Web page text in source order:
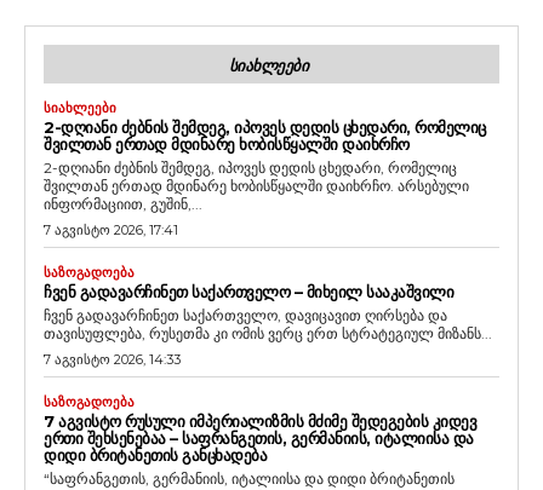
ᲡᲘᲐᲮᲚᲔᲔᲑᲘ
ᲡᲘᲐᲮᲚᲔᲔᲑᲘ
2-ᲓᲦᲘᲐᲜᲘ ᲫᲔᲑᲜᲘᲡ ᲨᲔᲛᲓᲔᲒ, ᲘᲞᲝᲕᲔᲡ ᲓᲔᲓᲘᲡ ᲪᲮᲔᲓᲐᲠᲘ, ᲠᲝᲛᲔᲚᲘᲪ
ᲨᲕᲘᲚᲗᲐᲜ ᲔᲠᲗᲐᲓ ᲛᲓᲘᲜᲐᲠᲔ ᲮᲝᲑᲘᲡᲬᲧᲐᲚᲨᲘ ᲓᲐᲘᲮᲠᲩᲝ
2-დღიანი ძებნის შემდეგ, იპოვეს დედის ცხედარი, რომელიც
შვილთან ერთად მდინარე ხობისწყალში დაიხრჩო. არსებული
ინფორმაციით, გუშინ,...
7 აგვისტო 2026, 17:41
ᲡᲐᲖᲝᲒᲐᲓᲝᲔᲑᲐ
ᲩᲕᲔᲜ ᲒᲐᲓᲐᲕᲐᲠᲩᲘᲜᲔᲗ ᲡᲐᲥᲐᲠᲗᲕᲔᲚᲝ – ᲛᲘᲮᲔᲘᲚ ᲡᲐᲐᲙᲐᲨᲕᲘᲚᲘ
ჩვენ გადავარჩინეთ საქართველო, დავიცავით ღირსება და
თავისუფლება, რუსეთმა კი ომის ვერც ერთ სტრატეგიულ მიზანს...
7 აგვისტო 2026, 14:33
ᲡᲐᲖᲝᲒᲐᲓᲝᲔᲑᲐ
7 ᲐᲒᲕᲘᲡᲢᲝ ᲠᲣᲡᲣᲚᲘ ᲘᲛᲞᲔᲠᲘᲐᲚᲘᲖᲛᲘᲡ ᲛᲫᲘᲛᲔ ᲨᲔᲓᲔᲒᲔᲑᲘᲡ ᲙᲘᲓᲔᲕ
ᲔᲠᲗᲘ ᲨᲔᲮᲡᲔᲜᲔᲑᲐᲐ – ᲡᲐᲤᲠᲐᲜᲒᲔᲗᲘᲡ, ᲒᲔᲠᲛᲐᲜᲘᲘᲡ, ᲘᲢᲐᲚᲘᲘᲡᲐ ᲓᲐ
ᲓᲘᲓᲘ ᲑᲠᲘᲢᲐᲜᲔᲗᲘᲡ ᲒᲐᲜᲪᲮᲐᲓᲔᲑᲐ
“საფრანგეთის, გერმანიის, იტალიისა და დიდი ბრიტანეთის